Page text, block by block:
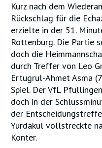
Kurz nach dem
Rückschlag für die
erzielte in der 51.
Rottenburg. Die Partie
doch die
durch Treffer von Leo
Ertugrul-Ahmet Asma
Spiel. Der VfL
doch in der
der
Yurdakul vollstreckte
Konter.